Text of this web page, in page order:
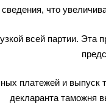
сведения, что
всей партии. Эта
платежей и
декларанта таможня